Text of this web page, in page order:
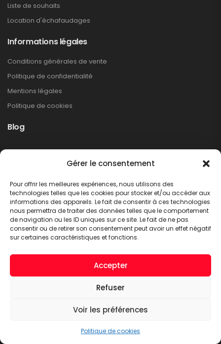
Gérer le consentement
Pour offrir les meilleures expériences, nous utilisons des
technologies telles que les cookies pour stocker et/ou accéder aux
informations des appareils. Le fait de consentir à ces technologies
nous permettra de traiter des données telles que le comportement
de navigation ou les ID uniques sur ce site. Le fait de ne pas
consentir ou de retirer son consentement peut avoir un effet négatif
sur certaines caractéristiques et fonctions.
Accepter
Refuser
Voir les préférences
Politique de cookies
Liste de souhaits
Location d'échafaudages
Informations légales
Conditions générales de vente
Politique de confidentialité
Mentions légales
Politique de cookies
Blog
Non classé
LIRE PLUS